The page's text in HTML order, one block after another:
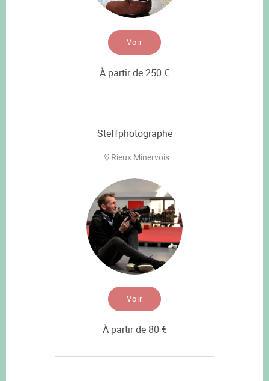
Voir
À partir de 250 €
Steffphotographe
Rieux Minervois
Voir
À partir de 80 €